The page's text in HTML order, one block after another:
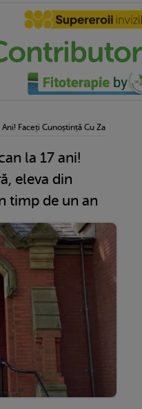
Ani! Faceți Cunoștință Cu Zara
la 17 ani!
eleva din
timp de un an